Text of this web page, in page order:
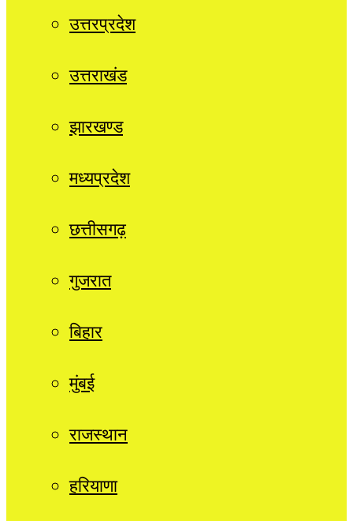
उत्तरप्रदेश
उत्तराखंड
झारखण्ड
मध्यप्रदेश
छत्तीसगढ़
गुजरात
बिहार
मुंबई
राजस्थान
हरियाणा